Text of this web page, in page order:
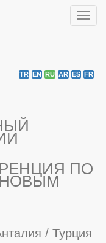
ПО
/ Турция
TR EN RU AR ES FR